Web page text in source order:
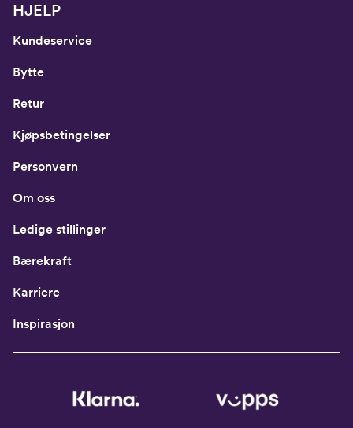
HJELP
Kundeservice
Bytte
Retur
Kjøpsbetingelser
Personvern
Om oss
Ledige stillinger
Bærekraft
Karriere
Inspirasjon